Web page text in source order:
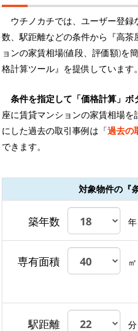
ウチノカチでは、ユーザー登
数、駅距離などの条件から『高
ョンの家賃相場(値段、評価額)を
格計算ツール』を提供しています。
条件を指定して「価格計算」ボ
座に賃貸マンションの家賃相場
にした過去の取引事例は「過去の
できます。
対象物件の『
築年数 年
専有面積 ㎡
駅距離 分